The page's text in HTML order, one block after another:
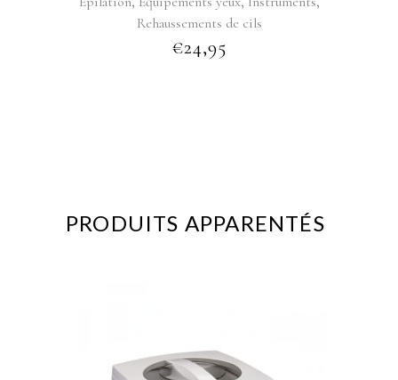
Rehaussements de cils
€24,95
PRODUITS APPARENTÉS